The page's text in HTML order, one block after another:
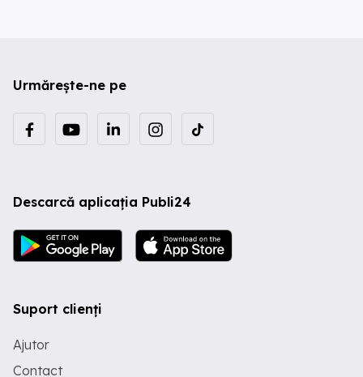
Urmărește-ne pe
Descarcă aplicația Publi24
Suport clienți
Ajutor
Contact